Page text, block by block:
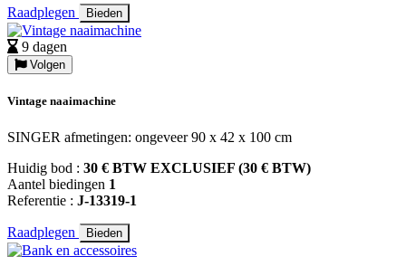
Raadplegen Bieden
9 dagen
Volgen
Vintage naaimachine
SINGER afmetingen: ongeveer 90 x 42 x 100 cm
Huidig bod : 30 € BTW EXCLUSIEF (30 € BTW)
Aantel biedingen 1
Referentie : J-13319-1
Raadplegen Bieden